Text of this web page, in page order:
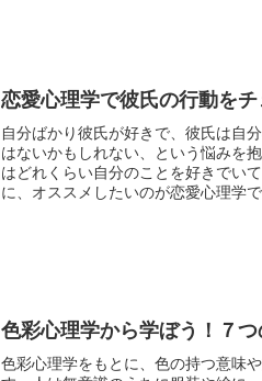
恋愛心理学で彼氏の行動を
自分ばかり彼氏が好きで、彼氏は自
はないかもしれない、という悩みを
はどれくらい自分のことを好きでい
に、オススメしたいのが恋愛心理学
色彩心理学から学ぼう！７
色彩心理学をもとに、色の持つ意味